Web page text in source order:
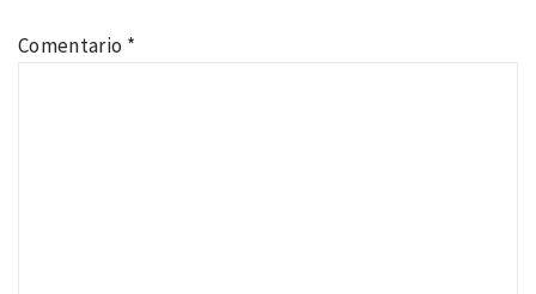
Comentario *